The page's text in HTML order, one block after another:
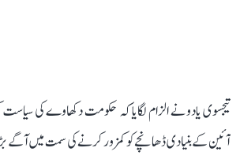
تیجسوی یادو نے الزام لگایا کہ حکومت دکھاوے کی
آئین کے بنیادی ڈھانچے کو کمزور کرنے کی سمت میں